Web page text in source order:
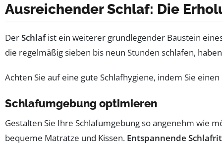
Ausreichender Schlaf: Die
DerSchlafist ein weiterer grundlegender Baustein
die regelmäßig sieben bis neun Stunden schlafen,
Achten Sie auf eine gute Schlafhygiene, indem Sie
Schlafumgebung optimieren
Gestalten Sie Ihre Schlafumgebung so angenehm wie
bequeme Matratze und Kissen. Entspannende